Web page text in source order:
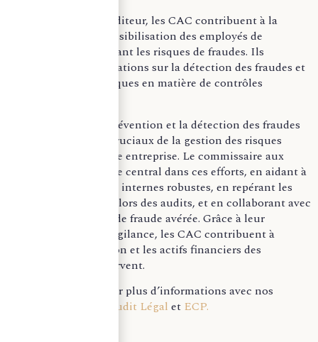
Outre leur rôle d’auditeur, les CAC contribuent à la
formation et à la sensibilisation des employés de
l’entreprise concernant les risques de fraudes. Ils
dispensent des formations sur la détection des fraudes et
sur les bonnes pratiques en matière de contrôles
En conclusion, la prévention et la détection des fraudes
sont des éléments cruciaux de la gestion des risques
financiers pour toute entreprise. Le commissaire aux
comptes joue un rôle central dans ces efforts, en aidant à
établir des contrôles internes robustes, en repérant les
fraudes potentielles lors des audits, et en collaborant avec
les autorités en cas de fraude avérée. Grâce à leur
expertise et à leur vigilance, les CAC contribuent à
protéger la réputation et les actifs financiers des
entreprises qu’ils servent.
Retrouvez-nous pour plus d’informations avec nos
Mon Audit Légal et ECP.